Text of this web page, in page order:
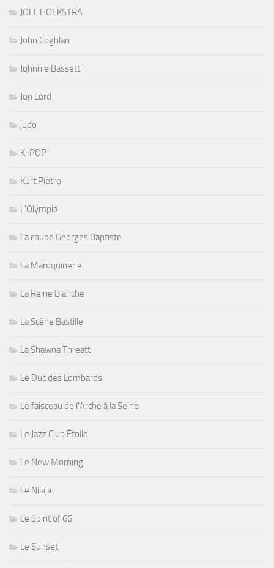
JOEL HOEKSTRA
John Coghlan
Johnnie Bassett
Jon Lord
judo
K-POP
Kurt Pietro
L'Olympia
La coupe Georges Baptiste
La Maroquinerie
La Reine Blanche
La Scène Bastille
La Shawna Threatt
Le Duc des Lombards
Le faisceau de l'Arche à la Seine
Le Jazz Club Étoile
Le New Morning
Le Nilaja
Le Spirit of 66
Le Sunset